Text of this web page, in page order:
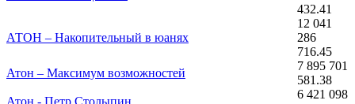
432.41
АТОН – Накопительный в юанях
12 041
286
716.45
Атон – Максимум возможностей
7 895 701
581.38
Атон - Петр Столыпин
6 421 098